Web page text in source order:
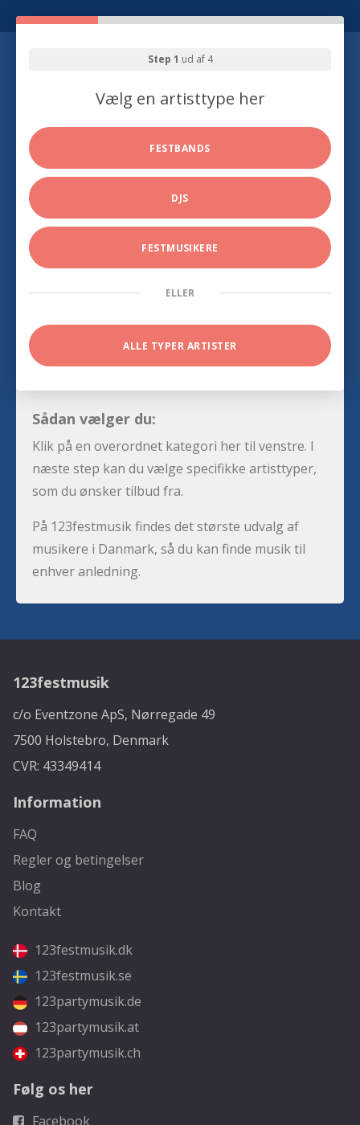
Step 1 ud af 4
Vælg en artisttype her
FESTBANDS
DJS
FESTMUSIKERE
ELLER
ALLE TYPER ARTISTER
Sådan vælger du:
Klik på en overordnet kategori her til venstre. I
næste step kan du vælge specifikke artisttyper,
som du ønsker tilbud fra.
På 123festmusik findes det største udvalg af
musikere i Danmark, så du kan finde musik til
enhver anledning.
123festmusik
c/o Eventzone ApS, Nørregade 49
7500 Holstebro, Denmark
CVR: 43349414
Information
FAQ
Regler og betingelser
Blog
Kontakt
123festmusik.dk
123festmusik.se
123partymusik.de
123partymusik.at
123partymusik.ch
Følg os her
Facebook